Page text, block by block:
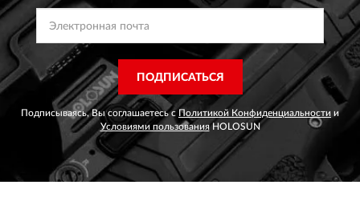
ПОДПИСАТЬСЯ
Подписываясь, Вы соглашаетесь с Политикой Конфиденциальности и
Условиями пользованияHOLOSUN